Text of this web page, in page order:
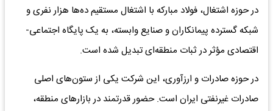
در حوزه اشتغال، فولاد مبارکه با اشتغال مستقیم ده‌ها هزار نفری و
شبکه گسترده پیمانکاران و صنایع وابسته، به یک پایگاه اجتماعی-
اقتصادی مؤثر در ثبات منطقه‌ای تبدیل شده است.
در حوزه صادرات و ارزآوری، این شرکت یکی از ستون‌های اصلی
صادرات غیرنفتی ایران است. حضور قدرتمند در بازارهای منطقه،